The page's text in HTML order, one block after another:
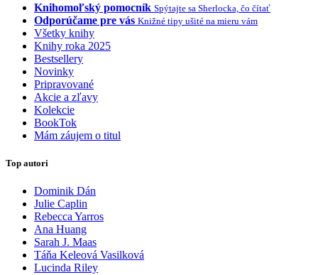
Knihomoľský pomocník Spýtajte sa Sherlocka, čo čítať
Odporúčame pre vás Knižné tipy ušité na mieru vám
Všetky knihy
Knihy roka 2025
Bestsellery
Novinky
Pripravované
Akcie a zľavy
Kolekcie
BookTok
Mám záujem o titul
Top autori
Dominik Dán
Julie Caplin
Rebecca Yarros
Ana Huang
Sarah J. Maas
Táňa Keleová Vasilková
Lucinda Riley